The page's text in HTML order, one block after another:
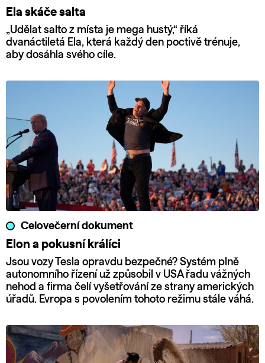
Ela skáče salta
„Udělat salto z místa je mega hustý,“ říká
dvanáctiletá Ela, která každý den poctivě trénuje,
aby dosáhla svého cíle.
Celovečerní dokument
Elon a pokusní králíci
Jsou vozy Tesla opravdu bezpečné? Systém plně
autonomního řízení už způsobil v USA řadu vážných
nehod a firma čelí vyšetřování ze strany amerických
úřadů. Evropa s povolením tohoto režimu stále váhá.